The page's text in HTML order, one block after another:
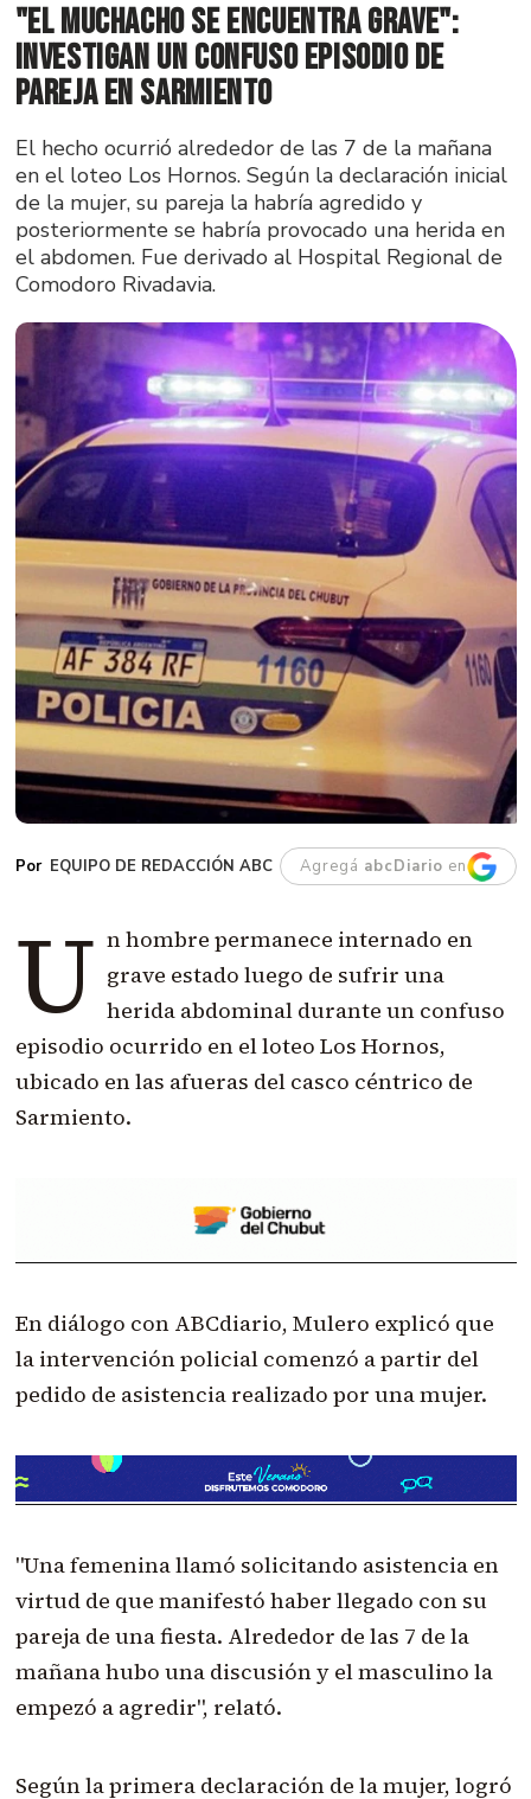
"El muchacho se encuentra grave":
investigan un confuso episodio de
pareja en Sarmiento
El hecho ocurrió alrededor de las 7 de la mañana
en el loteo Los Hornos. Según la declaración inicial
de la mujer, su pareja la habría agredido y
posteriormente se habría provocado una herida en
el abdomen. Fue derivado al Hospital Regional de
Comodoro Rivadavia.
EQUIPO DE REDACCIÓN ABC Agregá abcDiario en
U n hombre permanece internado en
grave estado luego de sufrir una
herida abdominal durante un confuso
episodio ocurrido en el loteo Los Hornos,
ubicado en las afueras del casco céntrico de
Sarmiento.
En diálogo con ABCdiario, Mulero explicó que
la intervención policial comenzó a partir del
pedido de asistencia realizado por una mujer.
"Una femenina llamó solicitando asistencia en
virtud de que manifestó haber llegado con su
pareja de una fiesta. Alrededor de las 7 de la
mañana hubo una discusión y el masculino la
empezó a agredir", relató.
Según la primera declaración de la mujer, logró